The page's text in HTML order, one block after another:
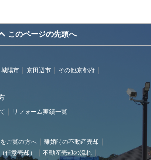
このページの先頭へ
城陽市 京田辺市
その他京都府
リフォーム実績一覧
ご覧の方へ
離婚時の不動産売却
任意売却）
不動産売却の流れ